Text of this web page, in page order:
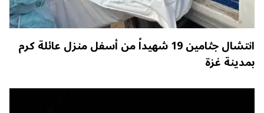
انتشال جثامين 19 شهيداً من أسفل منزل عائلة كرم
بمدينة غزة